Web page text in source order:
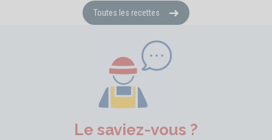
Toutes les recettes
Le saviez-vous ?